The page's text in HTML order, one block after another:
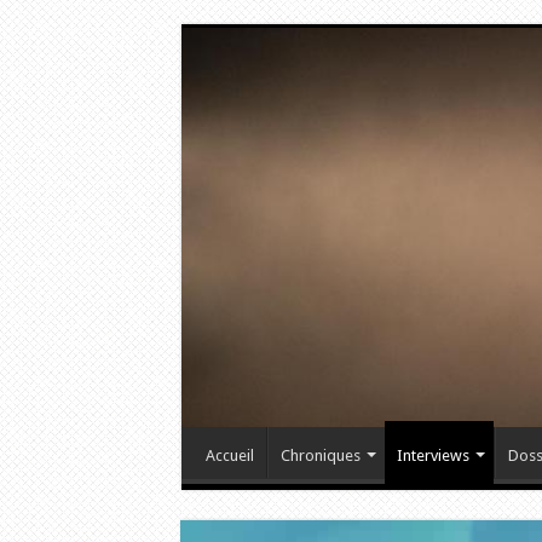
Accueil Chroniques Interviews